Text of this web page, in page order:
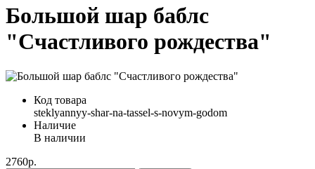
Большой шар баблс
"Счастливого рождества"
Код товара
steklyannyy-shar-na-tassel-s-novym-godom
Наличие
В наличии
2760р.